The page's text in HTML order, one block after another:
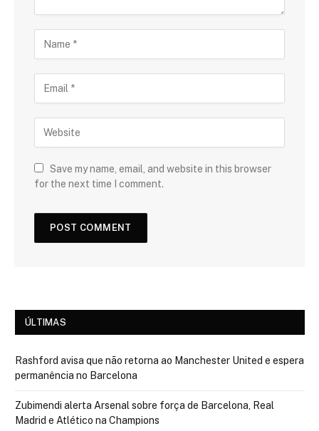
Save my name, email, and website in this browser
for the next time I comment.
ÚLTIMAS
Rashford avisa que não retorna ao Manchester United e espera
permanência no Barcelona
Zubimendi alerta Arsenal sobre força de Barcelona, Real
Madrid e Atlético na Champions